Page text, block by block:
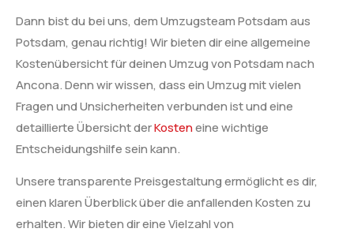
Dann bist du bei uns, dem Umzugsteam Potsdam aus
Potsdam, genau richtig! Wir bieten dir eine allgemeine
Kostenübersicht für deinen Umzug von Potsdam nach
Ancona. Denn wir wissen, dass ein Umzug mit vielen
Fragen und Unsicherheiten verbunden ist und eine
detaillierte Übersicht derKosteneine wichtige
Entscheidungshilfe sein kann.
Unsere transparente Preisgestaltung ermöglicht es dir,
einen klaren Überblick über die anfallenden Kosten zu
erhalten. Wir bieten dir eine Vielzahl von